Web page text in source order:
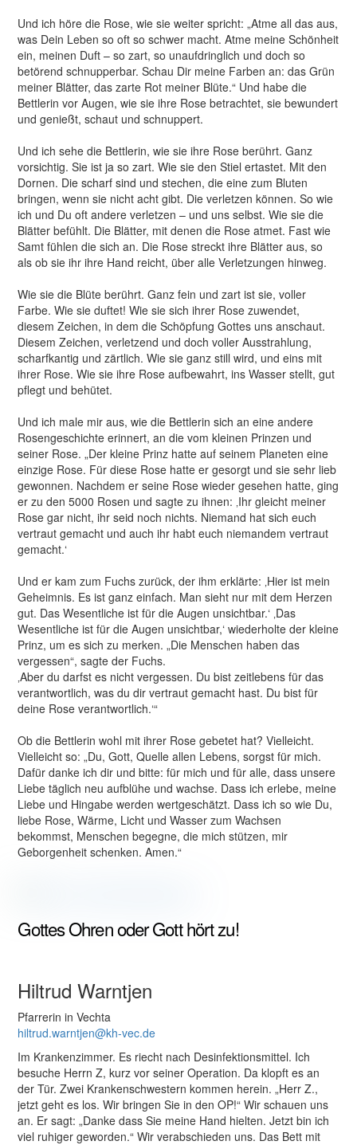
Und ich höre die Rose, wie sie weiter spricht: „Atme all das aus,
was Dein Leben so oft so schwer macht. Atme meine Schönheit
ein, meinen Duft – so zart, so unaufdringlich und doch so
betörend schnupperbar. Schau Dir meine Farben an: das Grün
meiner Blätter, das zarte Rot meiner Blüte.“ Und habe die
Bettlerin vor Augen, wie sie ihre Rose betrachtet, sie bewundert
und genießt, schaut und schnuppert.
Und ich sehe die Bettlerin, wie sie ihre Rose berührt. Ganz
vorsichtig. Sie ist ja so zart. Wie sie den Stiel ertastet. Mit den
Dornen. Die scharf sind und stechen, die eine zum Bluten
bringen, wenn sie nicht acht gibt. Die verletzen können. So wie
ich und Du oft andere verletzen – und uns selbst. Wie sie die
Blätter befühlt. Die Blätter, mit denen die Rose atmet. Fast wie
Samt fühlen die sich an. Die Rose streckt ihre Blätter aus, so
als ob sie ihr ihre Hand reicht, über alle Verletzungen hinweg.
Wie sie die Blüte berührt. Ganz fein und zart ist sie, voller
Farbe. Wie sie duftet! Wie sie sich ihrer Rose zuwendet,
diesem Zeichen, in dem die Schöpfung Gottes uns anschaut.
Diesem Zeichen, verletzend und doch voller Ausstrahlung,
scharfkantig und zärtlich. Wie sie ganz still wird, und eins mit
ihrer Rose. Wie sie ihre Rose aufbewahrt, ins Wasser stellt, gut
pflegt und behütet.
Und ich male mir aus, wie die Bettlerin sich an eine andere
Rosengeschichte erinnert, an die vom kleinen Prinzen und
seiner Rose. „Der kleine Prinz hatte auf seinem Planeten eine
einzige Rose. Für diese Rose hatte er gesorgt und sie sehr lieb
gewonnen. Nachdem er seine Rose wieder gesehen hatte, ging
er zu den 5000 Rosen und sagte zu ihnen: ‚Ihr gleicht meiner
Rose gar nicht, ihr seid noch nichts. Niemand hat sich euch
vertraut gemacht und auch ihr habt euch niemandem vertraut
gemacht.‘
Und er kam zum Fuchs zurück, der ihm erklärte: ‚Hier ist mein
Geheimnis. Es ist ganz einfach. Man sieht nur mit dem Herzen
gut. Das Wesentliche ist für die Augen unsichtbar.‘ ‚Das
Wesentliche ist für die Augen unsichtbar,‘ wiederholte der kleine
Prinz, um es sich zu merken. „Die Menschen haben das
vergessen“, sagte der Fuchs.
‚Aber du darfst es nicht vergessen. Du bist zeitlebens für das
verantwortlich, was du dir vertraut gemacht hast. Du bist für
deine Rose verantwortlich.‘“
Ob die Bettlerin wohl mit ihrer Rose gebetet hat? Vielleicht.
Vielleicht so: „Du, Gott, Quelle allen Lebens, sorgst für mich.
Dafür danke ich dir und bitte: für mich und für alle, dass unsere
Liebe täglich neu aufblühe und wachse. Dass ich erlebe, meine
Liebe und Hingabe werden wertgeschätzt. Dass ich so wie Du,
liebe Rose, Wärme, Licht und Wasser zum Wachsen
bekommst, Menschen begegne, die mich stützen, mir
Geborgenheit schenken. Amen.“
Gottes Ohren oder Gott hört zu!
Hiltrud Warntjen
Pfarrerin in Vechta
hiltrud.warntjen@kh-vec.de
Im Krankenzimmer. Es riecht nach Desinfektionsmittel. Ich
besuche Herrn Z, kurz vor seiner Operation. Da klopft es an
der Tür. Zwei Krankenschwestern kommen herein. „Herr Z.,
jetzt geht es los. Wir bringen Sie in den OP!“ Wir schauen uns
an. Er sagt: „Danke dass Sie meine Hand hielten. Jetzt bin ich
viel ruhiger geworden.“ Wir verabschieden uns. Das Bett mit